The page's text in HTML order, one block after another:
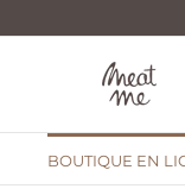
BOUTIQUE EN